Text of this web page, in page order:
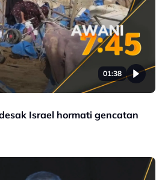
01:38
Israel hormati gencatan